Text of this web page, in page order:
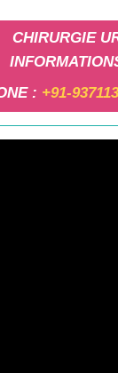
CHIRURGIE
: +91-